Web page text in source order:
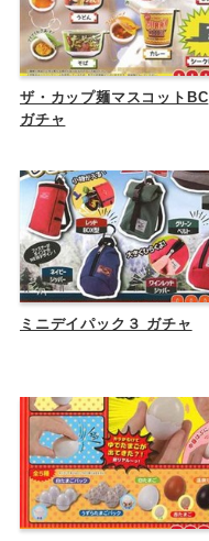
ザ・カップ麺マスコットBC
ガチャ
ミニデイパック３ ガチャ